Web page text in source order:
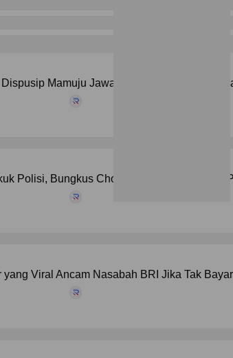
Mamuju Jawab Tantangan Akses
Polisi, Bungkus Chocolatos Buka Jejak 31
yang Viral Ancam Nasabah BRI Jika Tak